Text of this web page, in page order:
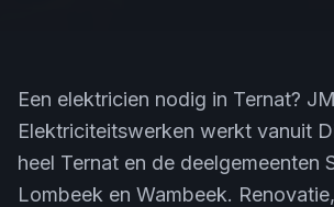
Een elektricien nodig in Ternat? JM
Elektriciteitswerken werkt vanuit
heel Ternat en de deelgemeenten
Lombeek en Wambeek.